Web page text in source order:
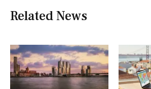
Related News